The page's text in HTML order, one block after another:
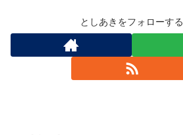
としあきをフォローする